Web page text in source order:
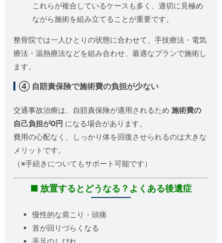
これらが複合しているケースも多く、適切に見極め
ながら施術を組み立てることが重要です。
整骨院では一人ひとりの状態に合わせて、手技療法・電気
療法・温熱療法などを組み合わせ、最適なプランで施術し
ます。
④ 自賠責保険で施術費の負担が少ない
交通事故治療は、自賠責保険が適用されるため施術費の
自己負担が0円 になる場合があります。
費用の心配なく、しっかり体を回復させられるのは大きな
メリットです。
（※手続きについてもサポート可能です）
■ 放置するとどうなる？よくある後遺症
慢性的な肩こり・頭痛
首が回りづらくなる
手足のしびれ